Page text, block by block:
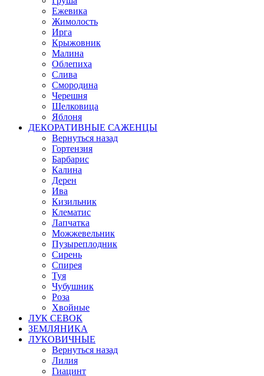
Ежевика
Жимолость
Ирга
Крыжовник
Малина
Облепиха
Слива
Смородина
Черешня
Шелковица
Яблоня
ДЕКОРАТИВНЫЕ САЖЕНЦЫ
Вернуться назад
Гортензия
Барбарис
Калина
Дерен
Ива
Кизильник
Клематис
Лапчатка
Можжевельник
Пузыреплодник
Сирень
Спирея
Туя
Чубушник
Роза
Хвойные
ЛУК СЕВОК
ЗЕМЛЯНИКА
ЛУКОВИЧНЫЕ
Вернуться назад
Лилия
Гиацинт